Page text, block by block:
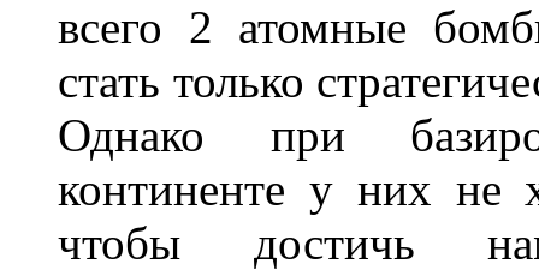
всего 2 атомные
стать только
Однако при
континенте у них не
чтобы достичь